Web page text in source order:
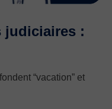
judiciaires :
“vacation” et